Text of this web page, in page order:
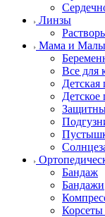
Линзы
Мама и
Все для
Детская
Детское
Бандаж
Бандажи
Корсеты